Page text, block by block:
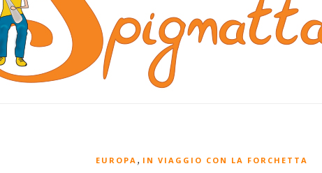
EUROPA , IN VIAGGIO CON LA FORCHETTA